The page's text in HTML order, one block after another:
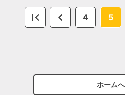
4 5
ホームへ